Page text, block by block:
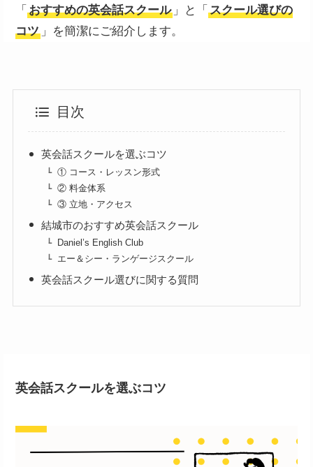
「おすすめの英会話スクール 」と「スクール選びの
コツ 」を簡潔にご紹介します。
目次
英会話スクールを選ぶコツ
① コース・レッスン形式
② 料金体系
③ 立地・アクセス
結城市のおすすめ英会話スクール
Daniel’s English Club
エー＆シー・ランゲージスクール
英会話スクール選びに関する質問
英会話スクールを選ぶコツ